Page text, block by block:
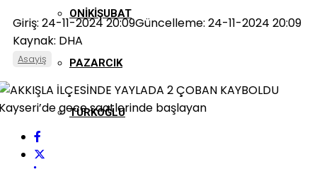
ONIKIŞUBAT
PAZARCIK
TÜRKOĞLU
Giriş: 24-11-2024 20:09Güncelleme: 24-11-2024 20:09
Kaynak: DHA
Asayiş